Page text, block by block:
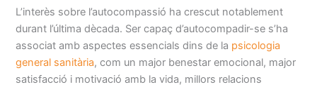
L’interès sobre l’autocompassió ha crescut notablement
durant l’última dècada. Ser capaç d’autocompadir-se s’ha
associat amb aspectes essencials dins de la psicologia
general sanitària, com un major benestar emocional, major
satisfacció i motivació amb la vida, millors relacions